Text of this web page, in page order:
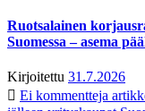
Ruotsalainen
Suomessa – asema
Kirjoitettu 31.7.2026
Ei kommentteja